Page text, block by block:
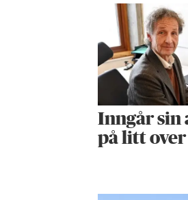
Inngår sin
på litt